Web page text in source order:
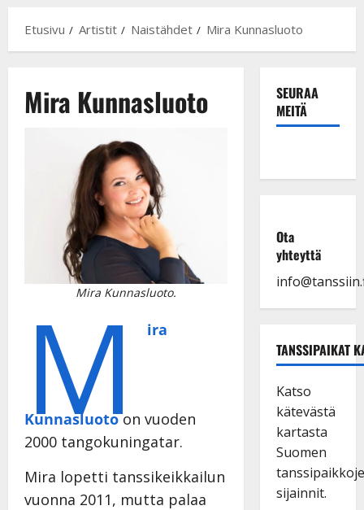
Etusivu Artistit Naistähdet Mira Kunnasluoto
Mira Kunnasluoto
Mira Kunnasluoto.
M ira
Kunnasluotoon vuoden
2000 tangokuningatar.
Mira lopetti tanssikeikkailun
vuonna 2011, mutta palaa
SEURAA
MEITÄ
Ota
yhteyttä
TANSSIPAIKAT
Katso
kätevästä
kartasta
Suomen
sijainnit.